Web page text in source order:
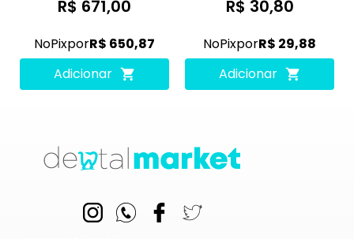
R$ 671,00
NoPixporR$ 650,87
Adicionar
R$ 30,80
NoPixporR$ 29,88
Adicionar